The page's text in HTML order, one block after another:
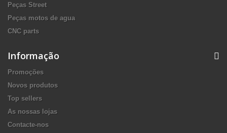
Peças Street
Peças motos de agua
CNC parts
Informação
Promoções
Novos produtos
Top sellers
As nossas lojas
Contacte-nos